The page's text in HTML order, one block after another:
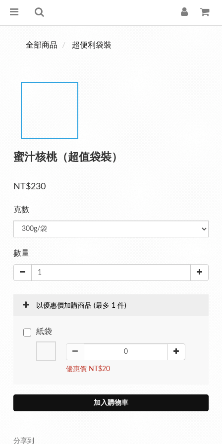
全部商品 超便利袋裝
蜜汁核桃（超值袋裝）
NT$230
克數
數量
以優惠價加購商品 (最多 1 件)
紙袋
優惠價 NT$20
加入購物車
分享到